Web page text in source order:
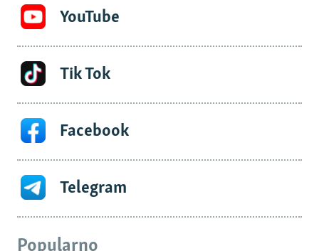
YouTube
Tik Tok
Facebook
Telegram
Popularno